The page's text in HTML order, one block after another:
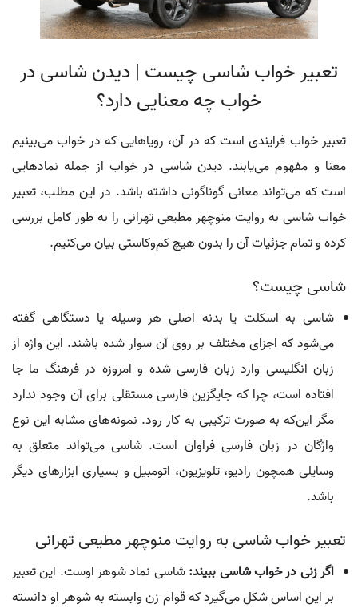
تعبیر خواب شاسی چیست | دیدن شاسی در
خواب چه معنایی دارد؟
تعبیر خواب فرایندی است که در آن، رویاهایی که در خواب می‌بینیم
معنا و مفهوم می‌یابند. دیدن شاسی در خواب از جمله نمادهایی
است که می‌تواند معانی گوناگونی داشته باشد. در این مطلب، تعبیر
خواب شاسی به روایت منوچهر مطیعی تهرانی را به طور کامل بررسی
کرده و تمام جزئیات آن را بدون هیچ کم‌وکاستی بیان می‌کنیم.
شاسی چیست؟
شاسی به اسکلت یا بدنه اصلی هر وسیله یا دستگاهی گفته
می‌شود که اجزای مختلف بر روی آن سوار شده باشند. این واژه از
زبان انگلیسی وارد زبان فارسی شده و امروزه در فرهنگ ما جا
افتاده است، چرا که جایگزین فارسی مستقلی برای آن وجود ندارد
مگر این‌که به صورت ترکیبی به کار رود. نمونه‌های مشابه این نوع
واژگان در زبان فارسی فراوان است. شاسی می‌تواند متعلق به
وسایلی همچون رادیو، تلویزیون، اتومبیل و بسیاری ابزارهای دیگر
باشد.
تعبیر خواب شاسی به روایت منوچهر مطیعی تهرانی
اگر زنی در خواب شاسی ببیند:شاسی نماد شوهر اوست. این تعبیر
بر این اساس شکل می‌گیرد که قوام زن وابسته به شوهر او دانسته